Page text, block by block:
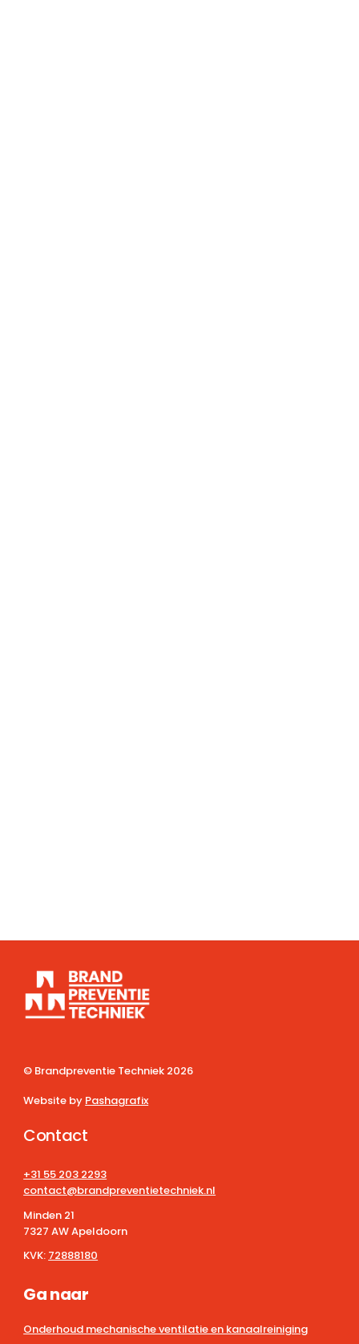
© Brandpreventie Techniek 2026
Website by Pashagrafix
Contact
+31 55 203 2293
contact@brandpreventietechniek.nl
Minden 21
7327 AW Apeldoorn
KVK: 72888180
Ga naar
Onderhoud mechanische ventilatie en kanaalreiniging